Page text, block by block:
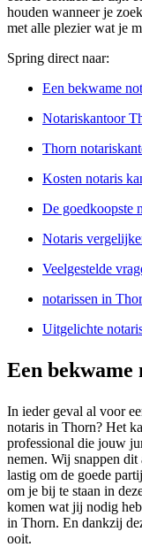
houden wanneer je
met alle plezier wat je
Spring direct naar:
Een bekwame
Notariskantoor
Thorn
Kosten notaris
De goedkoopste
Notaris
Veelgestelde
notarissen in
Uitgelichte
Een
In ieder geval al voor
notaris in Thorn? Het
professional die jouw
nemen. Wij snappen dit
lastig om de goede
om je bij te staan in
komen wat jij nodig
in Thorn. En dankzij
ooit.